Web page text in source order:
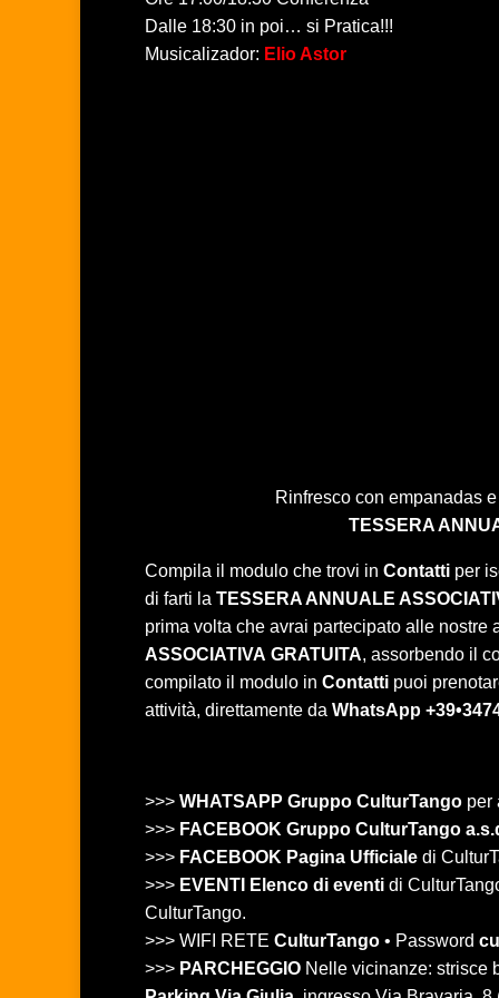
Dalle 18:30 in poi… si Pratica!!!
Musicalizador: Elio Astor
Rinfresco con empanadas
TESSERA
Compila il modulo che trovi in Contatti per
di farti la TESSERA ANNUALE
prima volta che avrai partecipato alle nostre
ASSOCIATIVA GRATUITA, assorbendo il
compilato il modulo in Contatti puoi
attività, direttamente da WhatsApp
>>> WHATSAPP Gruppo CulturTango per
>>> FACEBOOK Gruppo CulturTango
>>> FACEBOOK Pagina Ufficiale di
>>> EVENTI Elenco di eventi di
CulturTango.
>>> WIFI RETE CulturTango • Password
>>> PARCHEGGIO Nelle vicinanze: strisce